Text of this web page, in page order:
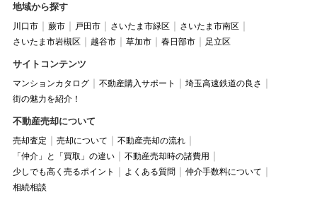
地域から探す
川口市 蕨市 戸田市 さいたま市緑区
さいたま市南区
さいたま市岩槻区
越谷市 草加市 春日部市 足立区
サイトコンテンツ
マンションカタログ 不動産購入サポート
埼玉高速鉄道の良さ
街の魅力を紹介！
不動産売却について
売却査定 売却について
不動産売却の流れ
「仲介」と「買取」の違い
不動産売却時の諸費用
少しでも高く売るポイント
よくある質問
仲介手数料について
相続相談